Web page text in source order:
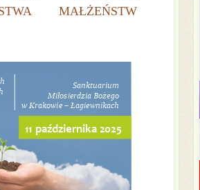
MAŁŻEŃSTW